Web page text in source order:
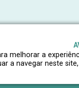
melhorar a
a navegar neste